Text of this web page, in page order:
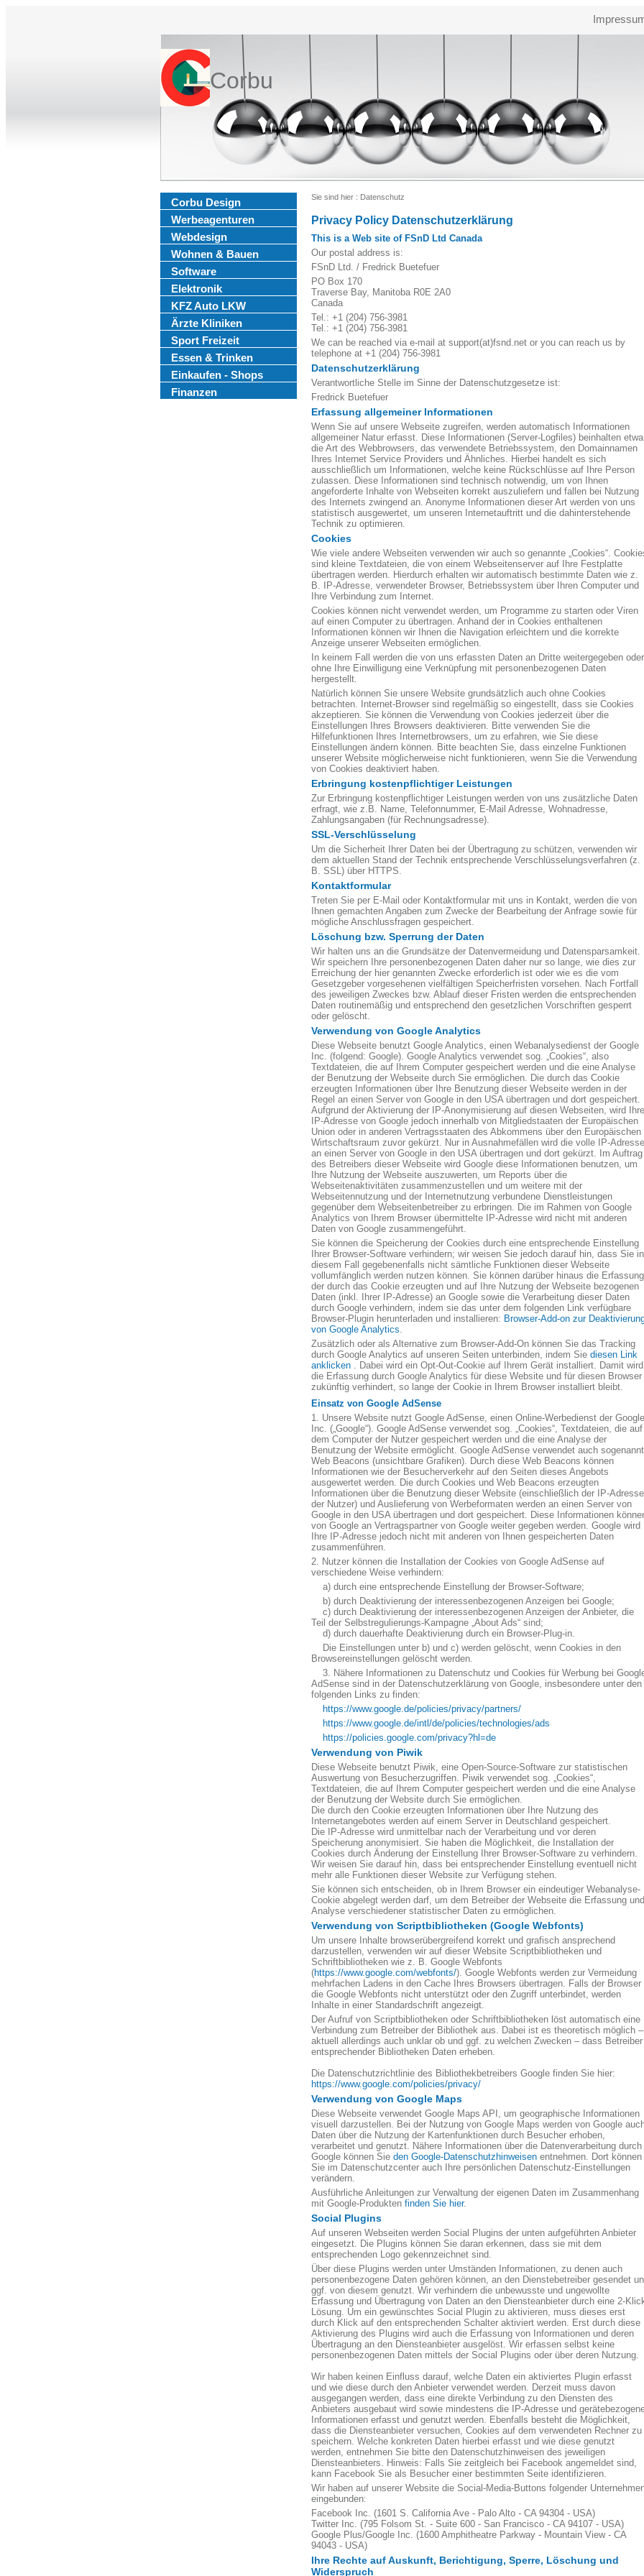
Corbu
Corbu Design
Werbeagenturen
Webdesign
Wohnen & Bauen
Software
Elektronik
KFZ Auto LKW
Ärzte Kliniken
Sport Freizeit
Essen & Trinken
Einkaufen - Shops
Finanzen
Sie sind hier : Datenschutz
Privacy Policy Datenschutzerklärung
This is a Web site of FSnD Ltd Canada
Our postal address is:
FSnD Ltd. / Fredrick Buetefuer
PO Box 170
Traverse Bay, Manitoba R0E 2A0
Canada
Tel.: +1 (204) 756-3981
Tel.: +1 (204) 756-3981
We can be reached via e-mail at support(at)fsnd.net or you can reach us by
telephone at +1 (204) 756-3981
Datenschutzerklärung
Verantwortliche Stelle im Sinne der Datenschutzgesetze ist:
Fredrick Buetefuer
Erfassung allgemeiner Informationen
Wenn Sie auf unsere Webseite zugreifen, werden automatisch Informationen
allgemeiner Natur erfasst. Diese Informationen (Server-Logfiles) beinhalten etwa
die Art des Webbrowsers, das verwendete Betriebssystem, den Domainnamen
Ihres Internet Service Providers und Ähnliches. Hierbei handelt es sich
ausschließlich um Informationen, welche keine Rückschlüsse auf Ihre Person
zulassen. Diese Informationen sind technisch notwendig, um von Ihnen
angeforderte Inhalte von Webseiten korrekt auszuliefern und fallen bei Nutzung
des Internets zwingend an. Anonyme Informationen dieser Art werden von uns
statistisch ausgewertet, um unseren Internetauftritt und die dahinterstehende
Technik zu optimieren.
Cookies
Wie viele andere Webseiten verwenden wir auch so genannte „Cookies“.
sind kleine Textdateien, die von einem Webseitenserver auf Ihre Festplatte
übertragen werden. Hierdurch erhalten wir automatisch bestimmte Daten wie z.
B. IP-Adresse, verwendeter Browser, Betriebssystem über Ihren Computer und
Ihre Verbindung zum Internet.
Cookies können nicht verwendet werden, um Programme zu starten oder Viren
auf einen Computer zu übertragen. Anhand der in Cookies enthaltenen
Informationen können wir Ihnen die Navigation erleichtern und die korrekte
Anzeige unserer Webseiten ermöglichen.
In keinem Fall werden die von uns erfassten Daten an Dritte weitergegeben oder
ohne Ihre Einwilligung eine Verknüpfung mit personenbezogenen Daten
hergestellt.
Natürlich können Sie unsere Website grundsätzlich auch ohne Cookies
betrachten. Internet-Browser sind regelmäßig so eingestellt, dass sie Cookies
akzeptieren. Sie können die Verwendung von Cookies jederzeit über die
Einstellungen Ihres Browsers deaktivieren. Bitte verwenden Sie die
Hilfefunktionen Ihres Internetbrowsers, um zu erfahren, wie Sie diese
Einstellungen ändern können. Bitte beachten Sie, dass einzelne Funktionen
unserer Website möglicherweise nicht funktionieren, wenn Sie die Verwendung
von Cookies deaktiviert haben.
Erbringung kostenpflichtiger Leistungen
Zur Erbringung kostenpflichtiger Leistungen werden von uns zusätzliche Daten
erfragt, wie z.B. Name, Telefonnummer, E-Mail Adresse, Wohnadresse,
Zahlungsangaben (für Rechnungsadresse).
SSL-Verschlüsselung
Um die Sicherheit Ihrer Daten bei der Übertragung zu schützen, verwenden wir
dem aktuellen Stand der Technik entsprechende Verschlüsselungsverfahren (z.
B. SSL) über HTTPS.
Kontaktformular
Treten Sie per E-Mail oder Kontaktformular mit uns in Kontakt, werden die von
Ihnen gemachten Angaben zum Zwecke der Bearbeitung der Anfrage sowie für
mögliche Anschlussfragen gespeichert.
Löschung bzw. Sperrung der Daten
Wir halten uns an die Grundsätze der Datenvermeidung und Datensparsamkeit.
Wir speichern Ihre personenbezogenen Daten daher nur so lange, wie dies zur
Erreichung der hier genannten Zwecke erforderlich ist oder wie es die vom
Gesetzgeber vorgesehenen vielfältigen Speicherfristen vorsehen. Nach Fortfall
des jeweiligen Zweckes bzw. Ablauf dieser Fristen werden die entsprechenden
Daten routinemäßig und entsprechend den gesetzlichen Vorschriften gesperrt
oder gelöscht.
Verwendung von Google Analytics
Diese Webseite benutzt Google Analytics, einen Webanalysedienst der Google
Inc. (folgend: Google). Google Analytics verwendet sog. „Cookies“, also
Textdateien, die auf Ihrem Computer gespeichert werden und die eine Analyse
der Benutzung der Webseite durch Sie ermöglichen. Die durch das Cookie
erzeugten Informationen über Ihre Benutzung dieser Webseite werden in der
Regel an einen Server von Google in den USA übertragen und dort gespeichert.
Aufgrund der Aktivierung der IP-Anonymisierung auf diesen Webseiten, wird Ihre
IP-Adresse von Google jedoch innerhalb von Mitgliedstaaten der Europäischen
Union oder in anderen Vertragsstaaten des Abkommens über den Europäischen
Wirtschaftsraum zuvor gekürzt. Nur in Ausnahmefällen wird die volle IP-Adresse
an einen Server von Google in den USA übertragen und dort gekürzt. Im Auftrag
des Betreibers dieser Webseite wird Google diese Informationen benutzen, um
Ihre Nutzung der Webseite auszuwerten, um Reports über die
Webseitenaktivitäten zusammenzustellen und um weitere mit der
Webseitennutzung und der Internetnutzung verbundene Dienstleistungen
gegenüber dem Webseitenbetreiber zu erbringen. Die im Rahmen von Google
Analytics von Ihrem Browser übermittelte IP-Adresse wird nicht mit anderen
Daten von Google zusammengeführt.
Sie können die Speicherung der Cookies durch eine entsprechende Einstellung
Ihrer Browser-Software verhindern; wir weisen Sie jedoch darauf hin, dass Sie in
diesem Fall gegebenenfalls nicht sämtliche Funktionen dieser Webseite
vollumfänglich werden nutzen können. Sie können darüber hinaus die Erfassung
der durch das Cookie erzeugten und auf Ihre Nutzung der Webseite bezogenen
Daten (inkl. Ihrer IP-Adresse) an Google sowie die Verarbeitung dieser Daten
durch Google verhindern, indem sie das unter dem folgenden Link verfügbare
Browser-Plugin herunterladen und installieren: Browser-Add-on zur
von Google Analytics.
Zusätzlich oder als Alternative zum Browser-Add-On können Sie das Tracking
durch Google Analytics auf unseren Seiten unterbinden, indem Sie diesen Link
anklicken . Dabei wird ein Opt-Out-Cookie auf Ihrem Gerät installiert. Damit wird
die Erfassung durch Google Analytics für diese Website und für diesen Browser
zukünftig verhindert, so lange der Cookie in Ihrem Browser installiert bleibt.
Einsatz von Google AdSense
1. Unsere Website nutzt Google AdSense, einen Online-Werbedienst der Google
Inc. („Google“). Google AdSense verwendet sog. „Cookies“, Textdateien, die auf
dem Computer der Nutzer gespeichert werden und die eine Analyse der
Benutzung der Website ermöglicht. Google AdSense verwendet auch
Web Beacons (unsichtbare Grafiken). Durch diese Web Beacons können
Informationen wie der Besucherverkehr auf den Seiten dieses Angebots
ausgewertet werden. Die durch Cookies und Web Beacons erzeugten
Informationen über die Benutzung dieser Website (einschließlich der IP-Adresse
der Nutzer) und Auslieferung von Werbeformaten werden an einen Server von
Google in den USA übertragen und dort gespeichert. Diese Informationen
von Google an Vertragspartner von Google weiter gegeben werden. Google wird
Ihre IP-Adresse jedoch nicht mit anderen von Ihnen gespeicherten Daten
zusammenführen.
2. Nutzer können die Installation der Cookies von Google AdSense auf
verschiedene Weise verhindern:
a) durch eine entsprechende Einstellung der Browser-Software;
b) durch Deaktivierung der interessenbezogenen Anzeigen bei Google;
c) durch Deaktivierung der interessenbezogenen Anzeigen der Anbieter, die
Teil der Selbstregulierungs-Kampagne „About Ads“ sind;
d) durch dauerhafte Deaktivierung durch ein Browser-Plug-in.
Die Einstellungen unter b) und c) werden gelöscht, wenn Cookies in den
Browsereinstellungen gelöscht werden.
3. Nähere Informationen zu Datenschutz und Cookies für Werbung bei
AdSense sind in der Datenschutzerklärung von Google, insbesondere unter den
folgenden Links zu finden:
https://www.google.de/policies/privacy/partners/
https://www.google.de/intl/de/policies/technologies/ads
https://policies.google.com/privacy?hl=de
Verwendung von Piwik
Diese Webseite benutzt Piwik, eine Open-Source-Software zur statistischen
Auswertung von Besucherzugriffen. Piwik verwendet sog. „Cookies“,
Textdateien, die auf Ihrem Computer gespeichert werden und die eine Analyse
der Benutzung der Website durch Sie ermöglichen.
Die durch den Cookie erzeugten Informationen über Ihre Nutzung des
Internetangebotes werden auf einem Server in Deutschland gespeichert.
Die IP-Adresse wird unmittelbar nach der Verarbeitung und vor deren
Speicherung anonymisiert. Sie haben die Möglichkeit, die Installation der
Cookies durch Änderung der Einstellung Ihrer Browser-Software zu verhindern.
Wir weisen Sie darauf hin, dass bei entsprechender Einstellung eventuell nicht
mehr alle Funktionen dieser Website zur Verfügung stehen.
Sie können sich entscheiden, ob in Ihrem Browser ein eindeutiger Webanalyse-
Cookie abgelegt werden darf, um dem Betreiber der Webseite die Erfassung und
Analyse verschiedener statistischer Daten zu ermöglichen.
Verwendung von Scriptbibliotheken (Google Webfonts)
Um unsere Inhalte browserübergreifend korrekt und grafisch ansprechend
darzustellen, verwenden wir auf dieser Website Scriptbibliotheken und
Schriftbibliotheken wie z. B. Google Webfonts
(https://www.google.com/webfonts/). Google Webfonts werden zur Vermeidung
mehrfachen Ladens in den Cache Ihres Browsers übertragen. Falls der Browser
die Google Webfonts nicht unterstützt oder den Zugriff unterbindet, werden
Inhalte in einer Standardschrift angezeigt.
Der Aufruf von Scriptbibliotheken oder Schriftbibliotheken löst automatisch eine
Verbindung zum Betreiber der Bibliothek aus. Dabei ist es theoretisch möglich –
aktuell allerdings auch unklar ob und ggf. zu welchen Zwecken – dass Betreiber
entsprechender Bibliotheken Daten erheben.
Die Datenschutzrichtlinie des Bibliothekbetreibers Google finden Sie hier:
https://www.google.com/policies/privacy/
Verwendung von Google Maps
Diese Webseite verwendet Google Maps API, um geographische Informationen
visuell darzustellen. Bei der Nutzung von Google Maps werden von Google
Daten über die Nutzung der Kartenfunktionen durch Besucher erhoben,
verarbeitet und genutzt. Nähere Informationen über die Datenverarbeitung durch
Google können Sie den Google-Datenschutzhinweisen entnehmen. Dort können
Sie im Datenschutzcenter auch Ihre persönlichen Datenschutz-Einstellungen
verändern.
Ausführliche Anleitungen zur Verwaltung der eigenen Daten im Zusammenhang
mit Google-Produkten finden Sie hier.
Social Plugins
Auf unseren Webseiten werden Social Plugins der unten aufgeführten Anbieter
eingesetzt. Die Plugins können Sie daran erkennen, dass sie mit dem
entsprechenden Logo gekennzeichnet sind.
Über diese Plugins werden unter Umständen Informationen, zu denen auch
personenbezogene Daten gehören können, an den Dienstebetreiber gesendet
ggf. von diesem genutzt. Wir verhindern die unbewusste und ungewollte
Erfassung und Übertragung von Daten an den Diensteanbieter durch eine 2-
Lösung. Um ein gewünschtes Social Plugin zu aktivieren, muss dieses erst
durch Klick auf den entsprechenden Schalter aktiviert werden. Erst durch diese
Aktivierung des Plugins wird auch die Erfassung von Informationen und deren
Übertragung an den Diensteanbieter ausgelöst. Wir erfassen selbst keine
personenbezogenen Daten mittels der Social Plugins oder über deren Nutzung.
Wir haben keinen Einfluss darauf, welche Daten ein aktiviertes Plugin erfasst
und wie diese durch den Anbieter verwendet werden. Derzeit muss davon
ausgegangen werden, dass eine direkte Verbindung zu den Diensten des
Anbieters ausgebaut wird sowie mindestens die IP-Adresse und
Informationen erfasst und genutzt werden. Ebenfalls besteht die Möglichkeit,
dass die Diensteanbieter versuchen, Cookies auf dem verwendeten Rechner zu
speichern. Welche konkreten Daten hierbei erfasst und wie diese genutzt
werden, entnehmen Sie bitte den Datenschutzhinweisen des jeweiligen
Diensteanbieters. Hinweis: Falls Sie zeitgleich bei Facebook angemeldet sind,
kann Facebook Sie als Besucher einer bestimmten Seite identifizieren.
Wir haben auf unserer Website die Social-Media-Buttons folgender
eingebunden:
Facebook Inc. (1601 S. California Ave - Palo Alto - CA 94304 - USA)
Twitter Inc. (795 Folsom St. - Suite 600 - San Francisco - CA 94107 - USA)
Google Plus/Google Inc. (1600 Amphitheatre Parkway - Mountain View - CA
94043 - USA)
Ihre Rechte auf Auskunft, Berichtigung, Sperre, Löschung und
Widerspruch